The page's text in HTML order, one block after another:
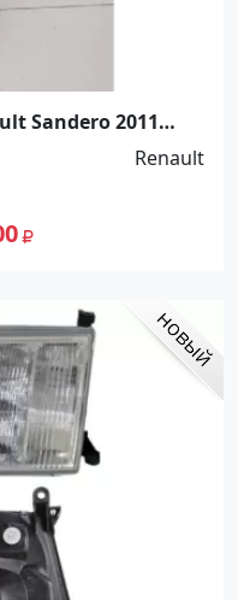
Sandero 2011
Renault